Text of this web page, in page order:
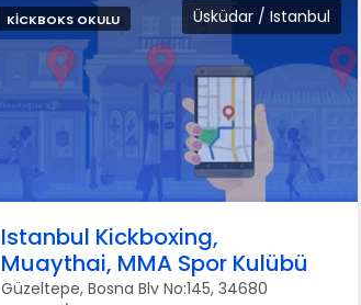
Üsküdar / Istanbul
KICKBOKS OKULU
Istanbul Kickboxing,
Muaythai, MMA Spor Kulübü
Güzeltepe, Bosna Blv No:145, 34680